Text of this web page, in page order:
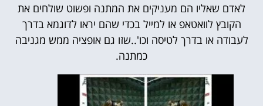
לאדם שאליו הם מעניקים את המתנה ופשוט שולחים את
הקובץ לוואטאפ או למייל בכדי שהם יראו לדוגמא בדרך
לעבודה או בדרך לטיסה וכו'..שזו גם אופציה ממש מגניבה
כמתנה.